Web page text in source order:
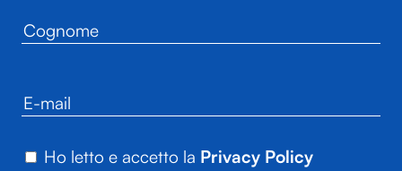
Ho letto e accetto la Privacy Policy